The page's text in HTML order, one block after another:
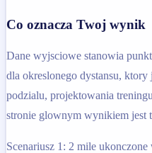
Co oznacza Twoj wynik
Dane wyjsciowe stanowia
dla okreslonego dystansu,
podzialu, projektowania
stronie glownym wynikiem jest
Scenariusz 1: 2 mile